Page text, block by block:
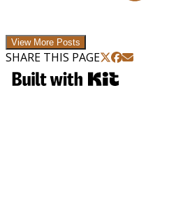
View More Posts
SHARE THIS PAGE